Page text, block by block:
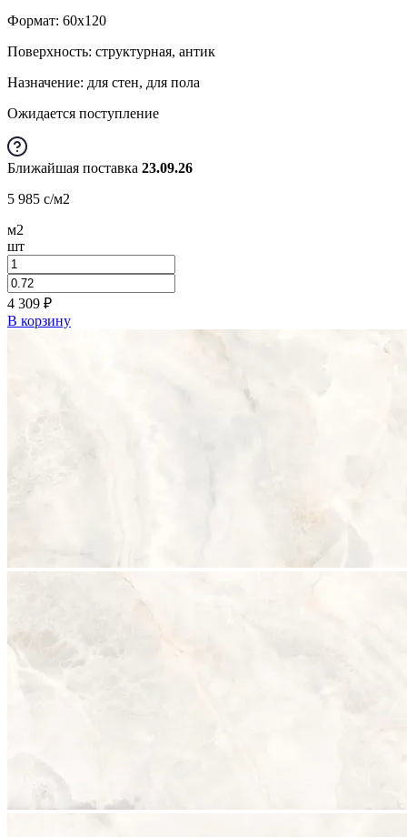
Формат: 60x120
Поверхность: структурная, антик
Назначение: для стен, для пола
Ожидается поступление
Ближайшая поставка 23.09.26
5 985 c/м2
м2
шт
4 309 ₽
В корзину